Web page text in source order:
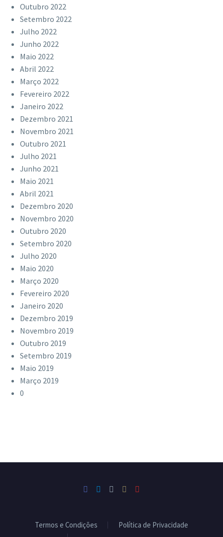
Outubro 2022
Setembro 2022
Julho 2022
Junho 2022
Maio 2022
Abril 2022
Março 2022
Fevereiro 2022
Janeiro 2022
Dezembro 2021
Novembro 2021
Outubro 2021
Julho 2021
Junho 2021
Maio 2021
Abril 2021
Dezembro 2020
Novembro 2020
Outubro 2020
Setembro 2020
Julho 2020
Maio 2020
Março 2020
Fevereiro 2020
Janeiro 2020
Dezembro 2019
Novembro 2019
Outubro 2019
Setembro 2019
Maio 2019
Março 2019
0
Termos e Condições
Política de Privacidade